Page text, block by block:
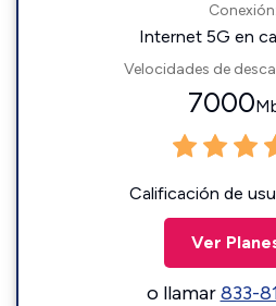
Conexión:
Internet 5G en
Velocidades de
7000
Calificación de
Ver
o llamar833-